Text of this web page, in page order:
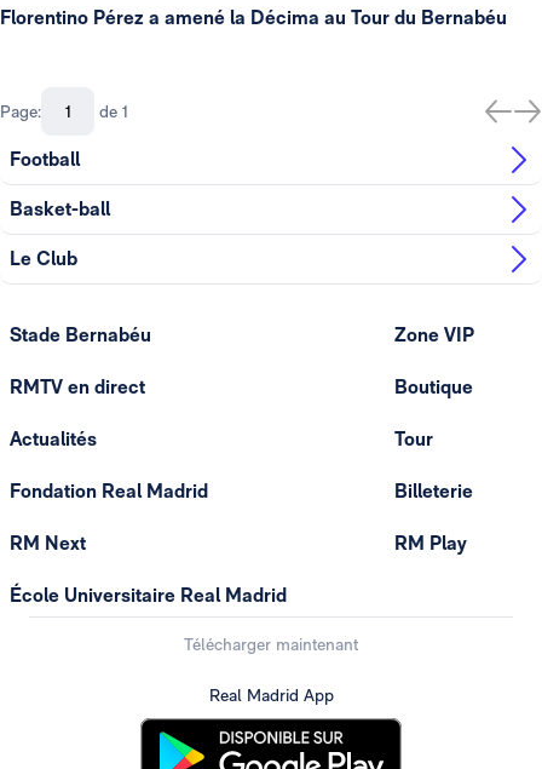
Florentino Pérez a amené la Décima au Tour du Bernabéu
Page: de 1
Football
Basket-ball
Le Club
Stade Bernabéu
RMTV en direct
Actualités
Fondation Real Madrid
RM Next
École Universitaire Real Madrid
Zone VIP
Boutique
Tour
Billeterie
RM Play
Télécharger maintenant
Real Madrid App